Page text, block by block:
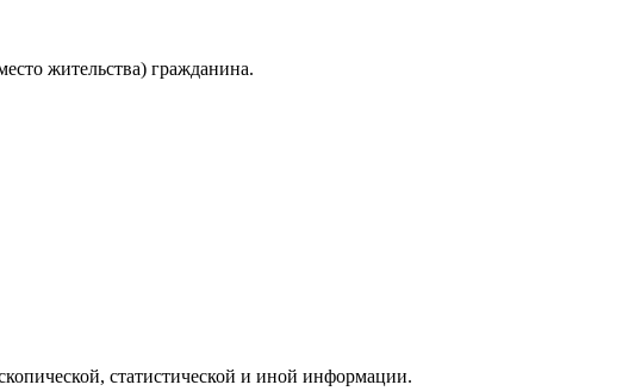
жительства) гражданина.
статистической и иной информации.